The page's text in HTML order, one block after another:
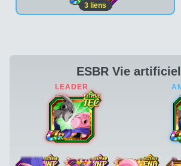
3 liens
ESBR Vie